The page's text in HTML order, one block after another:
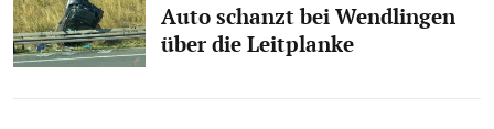
Auto schanzt bei Wendlingen
über die Leitplanke